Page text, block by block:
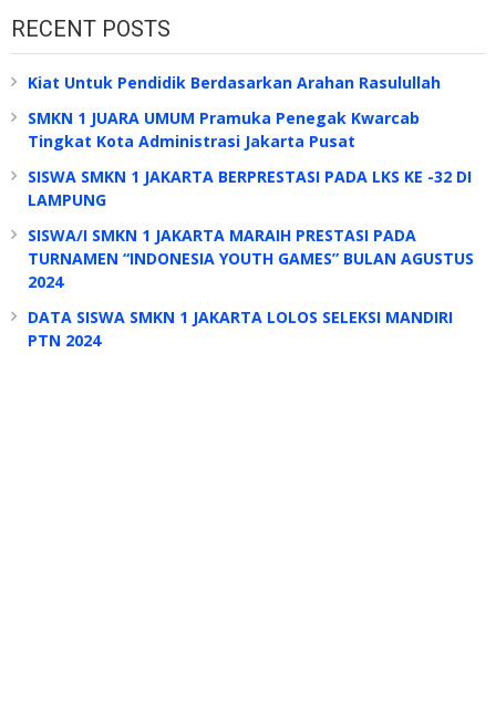
RECENT POSTS
Kiat Untuk Pendidik Berdasarkan Arahan Rasulullah
SMKN 1 JUARA UMUM Pramuka Penegak Kwarcab
Tingkat Kota Administrasi Jakarta Pusat
SISWA SMKN 1 JAKARTA BERPRESTASI PADA LKS KE -32 DI
LAMPUNG
SISWA/I SMKN 1 JAKARTA MARAIH PRESTASI PADA
TURNAMEN “INDONESIA YOUTH GAMES” BULAN AGUSTUS
2024
DATA SISWA SMKN 1 JAKARTA LOLOS SELEKSI MANDIRI
PTN 2024